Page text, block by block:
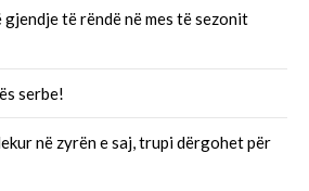
të rëndë në mes të sezonit
serbe!
në zyrën e saj, trupi dërgohet për